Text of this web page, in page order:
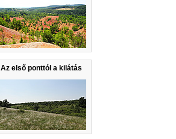
Az első ponttól a kilátás